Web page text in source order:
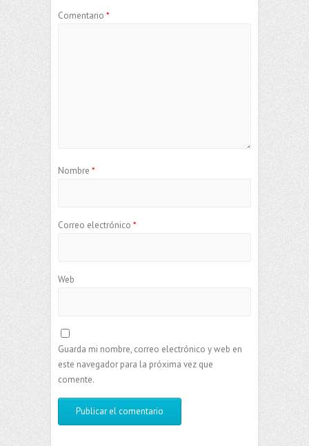
Comentario *
Nombre *
Correo electrónico *
Web
Guarda mi nombre, correo electrónico y web en
este navegador para la próxima vez que
comente.